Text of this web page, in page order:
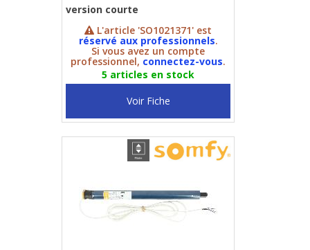
version courte
L'article 'SO1021371' est
réservé aux professionnels.
Si vous avez un compte
professionnel, connectez-vous.
5 articles en stock
Voir Fiche